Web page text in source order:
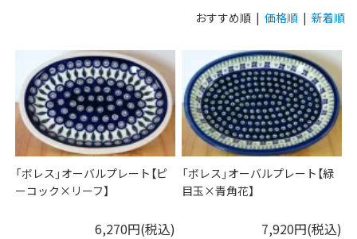
おすすめ順 | 価格順 | 新着順
「ボレス」オーバルプレート【ピ
ーコック×リーフ】
6,270円(税込)
「ボレス」オーバルプレート【緑
目玉×青角花】
7,920円(税込)